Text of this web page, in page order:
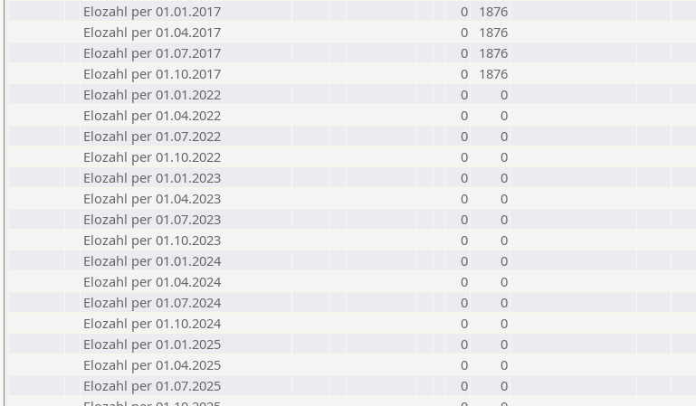
Elozahl per 01.01.2017
0
1876
Elozahl per 01.04.2017
0
1876
Elozahl per 01.07.2017
0
1876
Elozahl per 01.10.2017
0
1876
Elozahl per 01.01.2022
0
0
Elozahl per 01.04.2022
0
0
Elozahl per 01.07.2022
0
0
Elozahl per 01.10.2022
0
0
Elozahl per 01.01.2023
0
0
Elozahl per 01.04.2023
0
0
Elozahl per 01.07.2023
0
0
Elozahl per 01.10.2023
0
0
Elozahl per 01.01.2024
0
0
Elozahl per 01.04.2024
0
0
Elozahl per 01.07.2024
0
0
Elozahl per 01.10.2024
0
0
Elozahl per 01.01.2025
0
0
Elozahl per 01.04.2025
0
0
Elozahl per 01.07.2025
0
0